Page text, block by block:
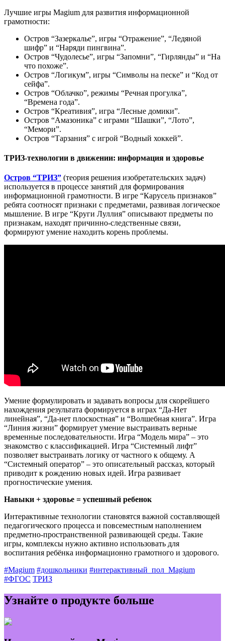
Лучшие игры Magium для развития информационной
грамотности:
Остров “Зазеркалье”, игры “Отражение”, “Ледяной
шифр” и “Наряди пингвина”.
Остров “Чудолесье”, игры “Запомни”, “Гирлянды” и “На
что похоже”.
Остров “Логикум”, игры “Символы на песке” и “Код от
сейфа”.
Остров “Облачко”, режимы “Речная прогулка”,
“Времена года”.
Остров “Креативия”, игра “Лесные домики”.
Остров “Амазоника” с играми “Шашки”, “Лото”,
“Мемори”.
Остров “Тарзания” с игрой “Водный хоккей”.
ТРИЗ-технологии в движении: информация и здоровье
Остров “ТРИЗ” (теория решения изобретательских задач)
используется в процессе занятий для формирования
информационной грамотности. В игре “Карусель признаков”
ребята соотносят признаки с предметами, развивая логическое
мышление. В игре “Круги Луллия” описывают предметы по
признакам, находят причинно-следственные связи,
формируют умение находить корень проблемы.
Умение формулировать и задавать вопросы для скорейшего
нахождения результата формируется в играх “Да-Нет
линейная”, “Да-нет плоскостная” и “Волшебная книга”. Игра
“Линия жизни” формирует умение выстраивать верные
временные последовательности. Игра “Модель мира” – это
знакомство с классификацией. Игра “Системный лифт”
позволяет выстраивать логику от частного к общему. А
“Системный оператор” – это описательный рассказ, который
приводит к рождению новых идей. Игра развивает
прогностические умения.
Навыки + здоровье = успешный ребенок
Интерактивные технологии становятся важной составляющей
педагогического процесса и повсеместным наполнением
предметно-пространственной развивающей среды. Такие
игры, комплексы нужно активно использовать для
воспитания ребёнка информационно грамотного и здорового.
#Magium #дошкольники #интерактивный_пол_Magium
#ФГОС ТРИЗ
Узнайте о продукте больше